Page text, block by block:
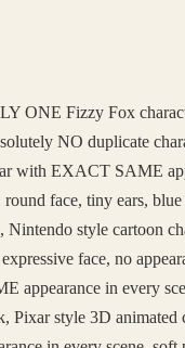
ONE Fizzy Fox
NO duplicate
with EXACT SAME
face, tiny ears,
Nintendo style cartoon
face, no
appearance in every
Pixar style 3D animated